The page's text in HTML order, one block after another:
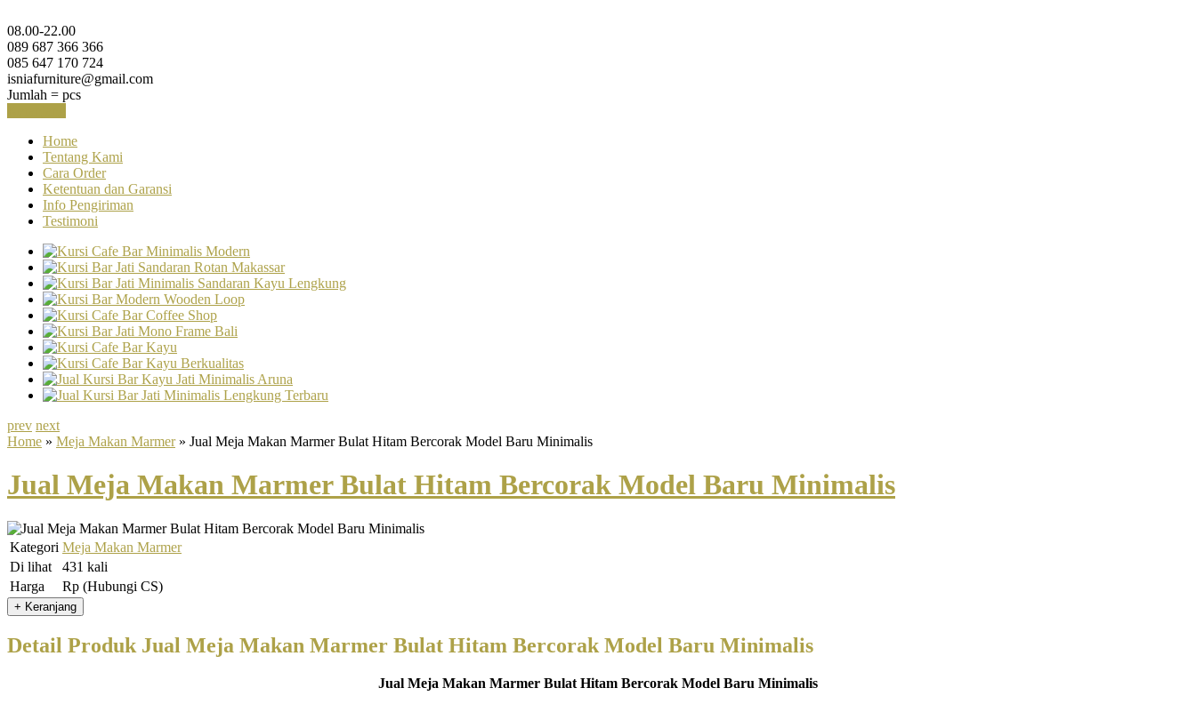
08.00-22.00
089 687 366 366
085 647 170 724
isniafurniture@gmail.com
Jumlah = pcs
Home
Tentang Kami
Cara Order
Ketentuan dan Garansi
Info Pengiriman
Testimoni
prev next
Home » Meja Makan Marmer» Jual Meja Makan Marmer Bulat Hitam Bercorak Model Baru Minimalis
Jual Meja Makan Marmer Bulat Hitam Bercorak Model Baru Minimalis
Kategori Meja Makan Marmer
Di lihat
431 kali
Harga
Rp (Hubungi CS)
Detail Produk Jual Meja Makan Marmer Bulat Hitam Bercorak Model Baru Minimalis
Jual Meja Makan Marmer Bulat Hitam Bercorak Model Baru Minimalis